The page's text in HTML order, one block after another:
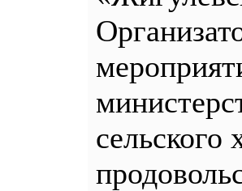
сельского